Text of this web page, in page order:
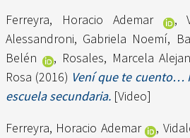
Ferreyra, Horacio Ademar
,
Alessandroni, Gabriela Noemí,
Belén
, Rosales, Marcela
Rosa (2016) Vení que te cuento…
escuela secundaria. [Video]
Ferreyra, Horacio Ademar
,